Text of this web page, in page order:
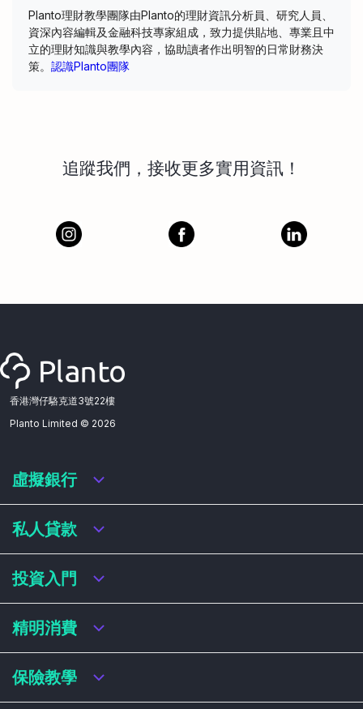
Planto理財教學團隊由Planto的理財資訊分析員、研究人員、
資深內容編輯及金融科技專家組成，致力提供貼地、專業且中
立的理財知識與教學內容，協助讀者作出明智的日常財務決
策。 認識Planto團隊
追蹤我們，接收更多實用資訊！
香港灣仔駱克道3號22樓
Planto Limited © 2026
虛擬銀行
虛擬銀行迎新優惠
虛擬銀行存款利率比較
虛擬銀行銀扣賬卡 / 信用卡
虛擬銀行貸款
私人貸款
私人貸款年利率比較
網上即批貸款
結餘轉戶
稅務貸款
財務公司貸款
投資入門
港股戶口收費及迎新優惠
基金平台比較
買加密貨幣教學
精明消費
網購信用卡
保險教學